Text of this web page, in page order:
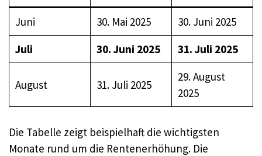
Juni 30. Mai 2025
30. Juni 2025
Juli
30. Juni 2025 31. Juli 2025
August 31. Juli 2025
29. August
2025
Die Tabelle zeigt beispielhaft die wichtigsten
Monate rund um die Rentenerhöhung. Die